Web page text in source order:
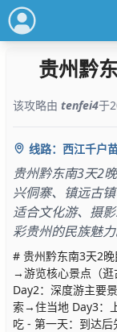
贵州黔
该攻略由 tenfei4于
线路：西江千户
贵州黔东南3天2
兴侗寨、镇远古
适合文化游、摄
彩贵州的民族魅力
# 贵州黔东南3天2
→游览核心景点（
Day2：深度游主要
索→住当地 Day3：
吃 - 第一天：到达